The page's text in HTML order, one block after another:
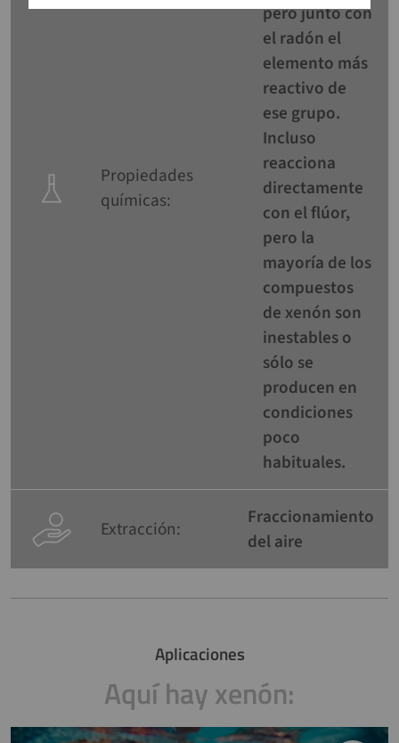
Propiedades
químicas:
pero junto con
el radón el
elemento más
reactivo de
ese grupo.
Incluso
reacciona
directamente
con el flúor,
pero la
mayoría de los
compuestos
de xenón son
inestables o
sólo se
producen en
condiciones
poco
habituales.
Extracción:
Fraccionamiento
del aire
Aplicaciones
Aquí hay xenón: